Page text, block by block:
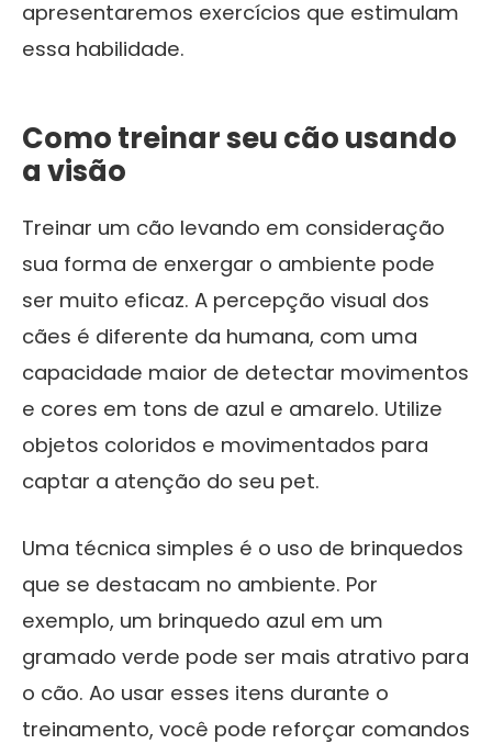
apresentaremos exercícios que estimulam
essa habilidade.
Como treinar seu cão usando
a visão
Treinar um cão levando em consideração
sua forma de enxergar o ambiente pode
ser muito eficaz. A percepção visual dos
cães é diferente da humana, com uma
capacidade maior de detectar movimentos
e cores em tons de azul e amarelo. Utilize
objetos coloridos e movimentados para
captar a atenção do seu pet.
Uma técnica simples é o uso de brinquedos
que se destacam no ambiente. Por
exemplo, um brinquedo azul em um
gramado verde pode ser mais atrativo para
o cão. Ao usar esses itens durante o
treinamento, você pode reforçar comandos